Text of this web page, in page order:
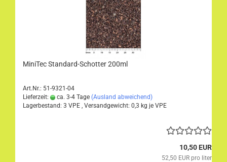
MiniTec Standard-Schotter 200ml
Art.Nr.: 51-9321-04
Lieferzeit:
ca. 3-4 Tage (Ausland abweichend)
Lagerbestand: 3 VPE , Versandgewicht: 0,3 kg je VPE
10,50 EUR
52,50 EUR pro liter